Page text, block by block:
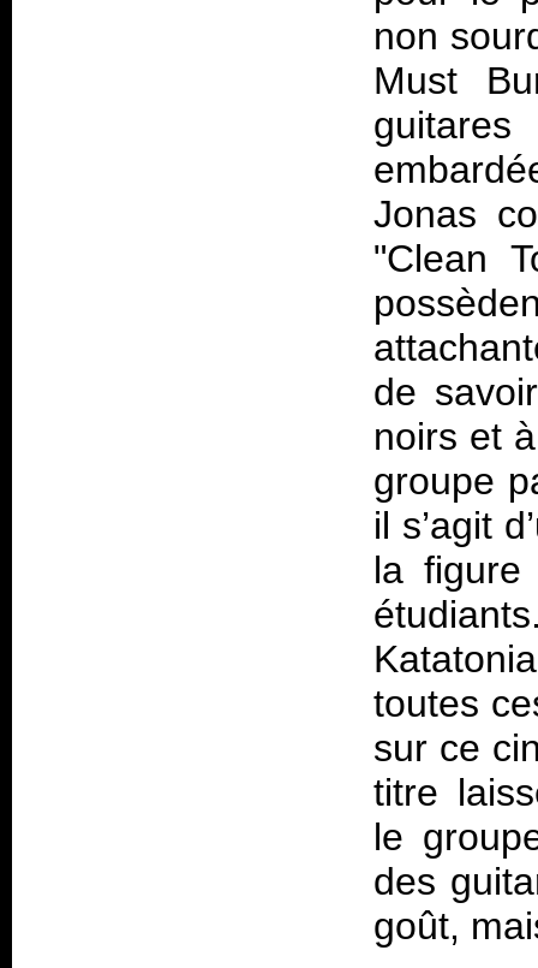
non
Must
Jonas
"Clean
de
noirs et
groupe
il s’agit
la figure
toutes
sur ce
titre
le
des
goût,